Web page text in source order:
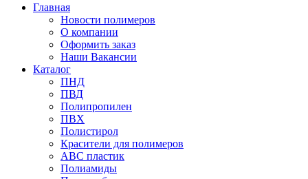
Главная
Новости полимеров
О компании
Оформить заказ
Наши Вакансии
Каталог
ПНД
ПВД
Полипропилен
ПВХ
Полистирол
Красители для полимеров
АВС пластик
Полиамиды